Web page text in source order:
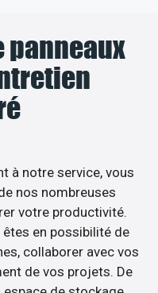
à notre service, vous
nos nombreuses
votre productivité.
en possibilité de
collaborer avec vos
de vos projets. De